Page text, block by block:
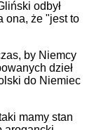
odbył
ona, że "jest to
by Niemcy
dzieł
do Niemiec
mamy stan